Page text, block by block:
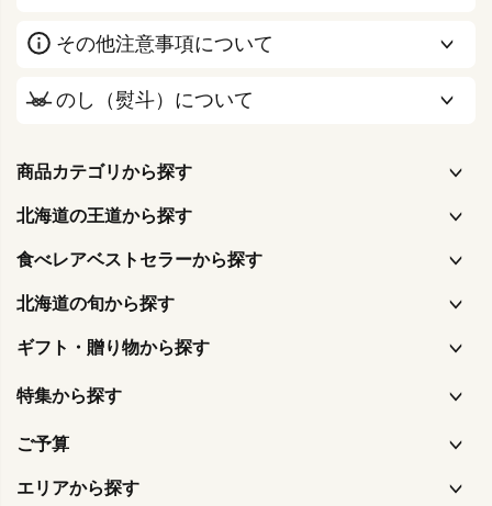
その他注意事項について
のし（熨斗）について
商品カテゴリから探す
北海道の王道から探す
食べレアベストセラーから探す
北海道の旬から探す
ギフト・贈り物から探す
特集から探す
ご予算
エリアから探す